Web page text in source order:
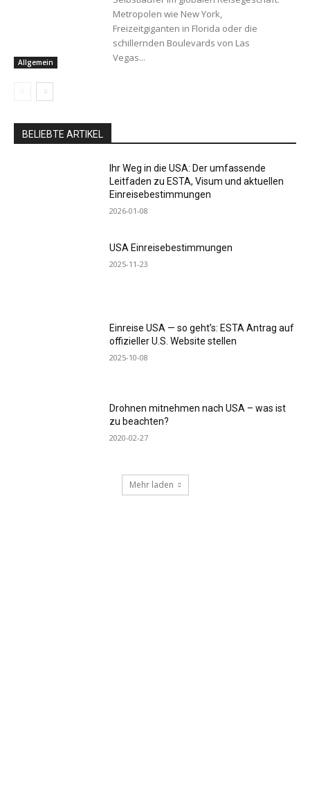
Allgemein
Metropolen wie New York,
Freizeitgiganten in Florida oder die
schillernden Boulevards von Las
Vegas...
BELIEBTE ARTIKEL
Ihr Weg in die USA: Der umfassende
Leitfaden zu ESTA, Visum und aktuellen
Einreisebestimmungen
2026-01-08
USA Einreisebestimmungen
2025-11-23
Einreise USA — so geht’s: ESTA Antrag auf
offizieller U.S. Website stellen
2025-10-08
Drohnen mitnehmen nach USA – was ist
zu beachten?
2020-02-27
Mehr laden